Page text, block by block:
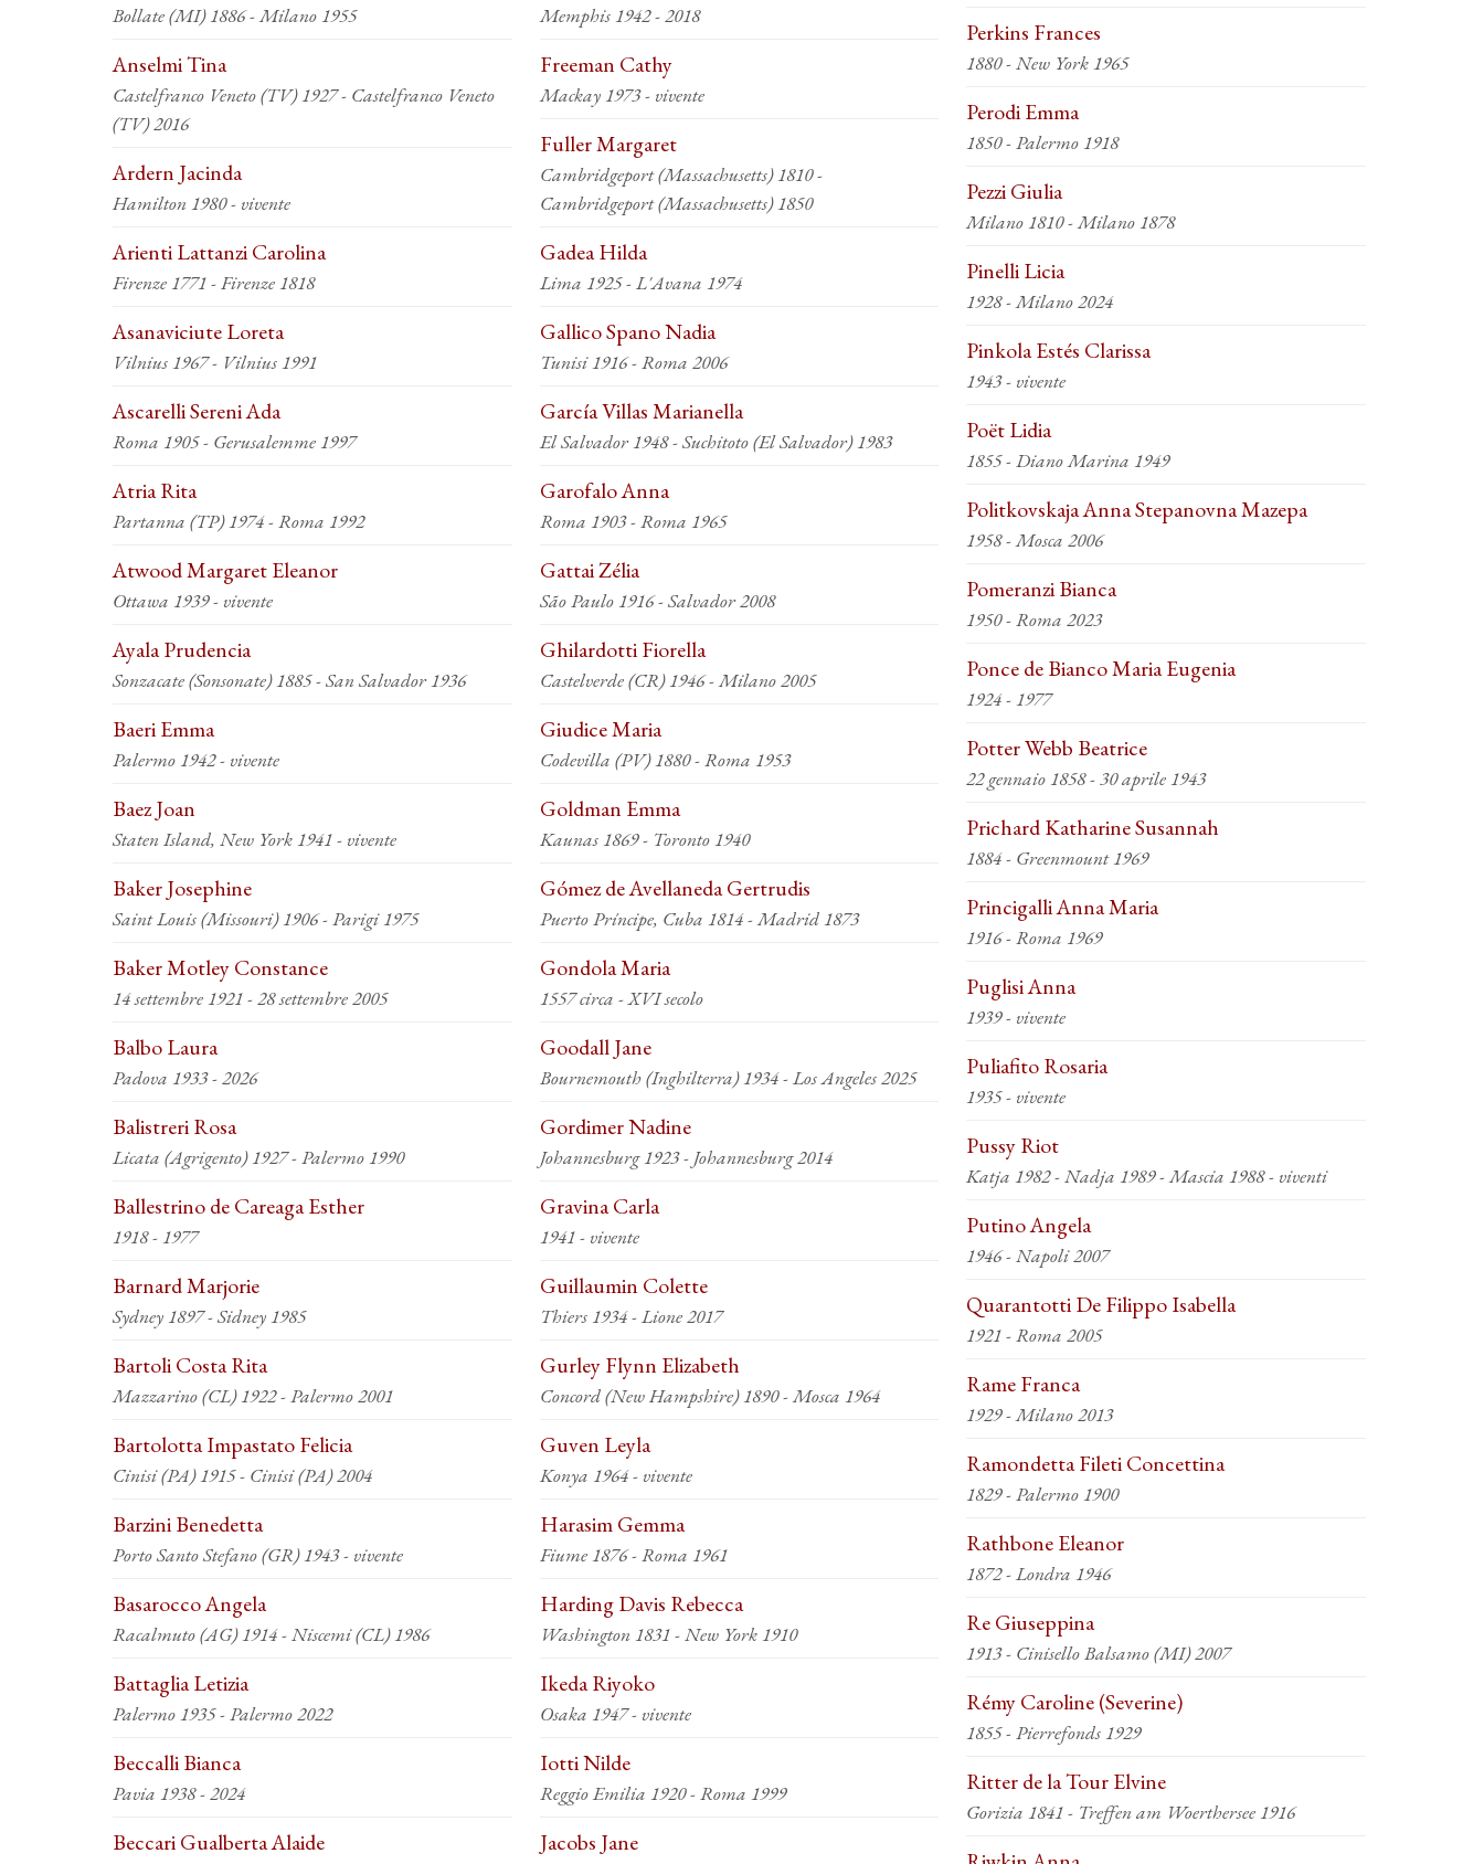
Bollate (MI) 1886 - Milano 1955
Anselmi Tina
Castelfranco Veneto (TV) 1927 - Castelfranco Veneto
(TV) 2016
Ardern Jacinda
Hamilton 1980 - vivente
Arienti Lattanzi Carolina
Firenze 1771 - Firenze 1818
Asanaviciute Loreta
Vilnius 1967 - Vilnius 1991
Ascarelli Sereni Ada
Roma 1905 - Gerusalemme 1997
Atria Rita
Partanna (TP) 1974 - Roma 1992
Atwood Margaret Eleanor
Ottawa 1939 - vivente
Ayala Prudencia
Sonzacate (Sonsonate) 1885 - San Salvador 1936
Baeri Emma
Palermo 1942 - vivente
Baez Joan
Staten Island, New York 1941 - vivente
Baker Josephine
Saint Louis (Missouri) 1906 - Parigi 1975
Baker Motley Constance
14 settembre 1921 - 28 settembre 2005
Balbo Laura
Padova 1933 - 2026
Balistreri Rosa
Licata (Agrigento) 1927 - Palermo 1990
Ballestrino de Careaga Esther
1918 - 1977
Barnard Marjorie
Sydney 1897 - Sidney 1985
Bartoli Costa Rita
Mazzarino (CL) 1922 - Palermo 2001
Bartolotta Impastato Felicia
Cinisi (PA) 1915 - Cinisi (PA) 2004
Barzini Benedetta
Porto Santo Stefano (GR) 1943 - vivente
Basarocco Angela
Racalmuto (AG) 1914 - Niscemi (CL) 1986
Battaglia Letizia
Palermo 1935 - Palermo 2022
Beccalli Bianca
Pavia 1938 - 2024
Beccari Gualberta Alaide
Memphis 1942 - 2018
Freeman Cathy
Mackay 1973 - vivente
Fuller Margaret
Cambridgeport (Massachusetts) 1810 -
Cambridgeport (Massachusetts) 1850
Gadea Hilda
Lima 1925 - L'Avana 1974
Gallico Spano Nadia
Tunisi 1916 - Roma 2006
García Villas Marianella
El Salvador 1948 - Suchitoto (El Salvador) 1983
Garofalo Anna
Roma 1903 - Roma 1965
Gattai Zélia
São Paulo 1916 - Salvador 2008
Ghilardotti Fiorella
Castelverde (CR) 1946 - Milano 2005
Giudice Maria
Codevilla (PV) 1880 - Roma 1953
Goldman Emma
Kaunas 1869 - Toronto 1940
Gómez de Avellaneda Gertrudis
Puerto Príncipe, Cuba 1814 - Madrid 1873
Gondola Maria
1557 circa - XVI secolo
Goodall Jane
Bournemouth (Inghilterra) 1934 - Los Angeles 2025
Gordimer Nadine
Johannesburg 1923 - Johannesburg 2014
Gravina Carla
1941 - vivente
Guillaumin Colette
Thiers 1934 - Lione 2017
Gurley Flynn Elizabeth
Concord (New Hampshire) 1890 - Mosca 1964
Guven Leyla
Konya 1964 - vivente
Harasim Gemma
Fiume 1876 - Roma 1961
Harding Davis Rebecca
Washington 1831 - New York 1910
Ikeda Riyoko
Osaka 1947 - vivente
Iotti Nilde
Reggio Emilia 1920 - Roma 1999
Jacobs Jane
Perkins Frances
1880 - New York 1965
Perodi Emma
1850 - Palermo 1918
Pezzi Giulia
Milano 1810 - Milano 1878
Pinelli Licia
1928 - Milano 2024
Pinkola Estés Clarissa
1943 - vivente
Poët Lidia
1855 - Diano Marina 1949
Politkovskaja Anna Stepanovna Mazepa
1958 - Mosca 2006
Pomeranzi Bianca
1950 - Roma 2023
Ponce de Bianco Maria Eugenia
1924 - 1977
Potter Webb Beatrice
22 gennaio 1858 - 30 aprile 1943
Prichard Katharine Susannah
1884 - Greenmount 1969
Princigalli Anna Maria
1916 - Roma 1969
Puglisi Anna
1939 - vivente
Puliafito Rosaria
1935 - vivente
Pussy Riot
Katja 1982 - Nadja 1989 - Mascia 1988 - viventi
Putino Angela
1946 - Napoli 2007
Quarantotti De Filippo Isabella
1921 - Roma 2005
Rame Franca
1929 - Milano 2013
Ramondetta Fileti Concettina
1829 - Palermo 1900
Rathbone Eleanor
1872 - Londra 1946
Re Giuseppina
1913 - Cinisello Balsamo (MI) 2007
Rémy Caroline (Severine)
1855 - Pierrefonds 1929
Ritter de la Tour Elvine
Gorizia 1841 - Treffen am Woerthersee 1916